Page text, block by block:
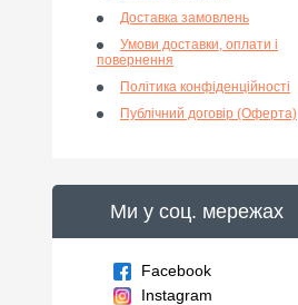
Доставка замовлень
Умови доставки, оплати і
повернення
Політика конфіденційності
Публічний договір (Оферта)
Ми у соц. мережах
Facebook
Instagram